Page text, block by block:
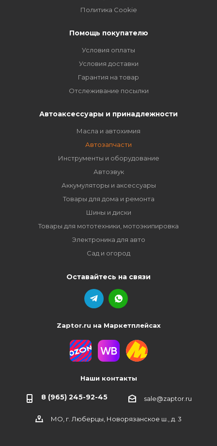
Политика Cookie
Помощь покупателю
Условия оплаты
Условия доставки
Гарантия на товар
Отслеживание посылки
Автоаксессуары и принадлежности
Масла и автохимия
Автозапчасти
Инструменты и оборудование
Автозвук
Аккумуляторы и аксессуары
Товары для дома и ремонта
Шины и диски
Товары для мототехники, мотоэкипировка
Электроника для авто
Сад и огород
Оставайтесь на связи
Zaptor.ru на Маркетплейсах
Наши контакты
8 (965) 245-92-45 sale@zaptor.ru
МО, г. Люберцы, Новорязанское ш., д. 3